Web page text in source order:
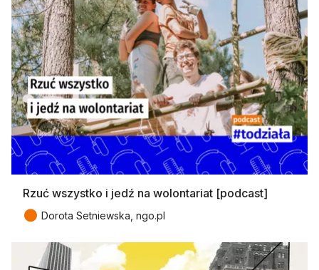
Rzuć wszystko i jedź na wolontariat [podcast]
● Dorota Setniewska, ngo.pl